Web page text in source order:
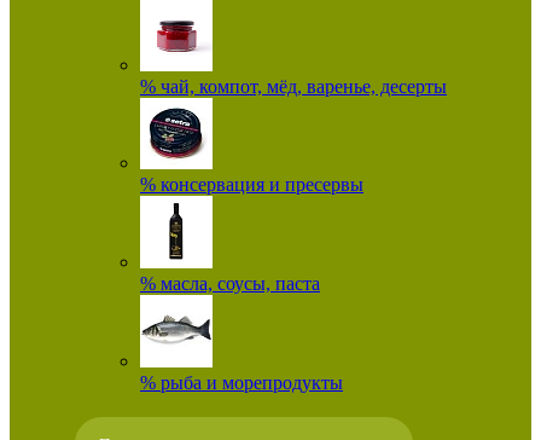
% чай, компот, мёд, варенье, десерты
% консервация и пресервы
% масла, соусы, паста
% рыба и морепродукты